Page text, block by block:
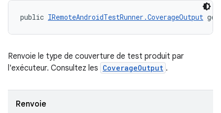
public IRemoteAndroidTestRunner.CoverageOutput
Renvoie le type de couverture de test produit par
l'exécuteur. Consultez les CoverageOutput .
Renvoie